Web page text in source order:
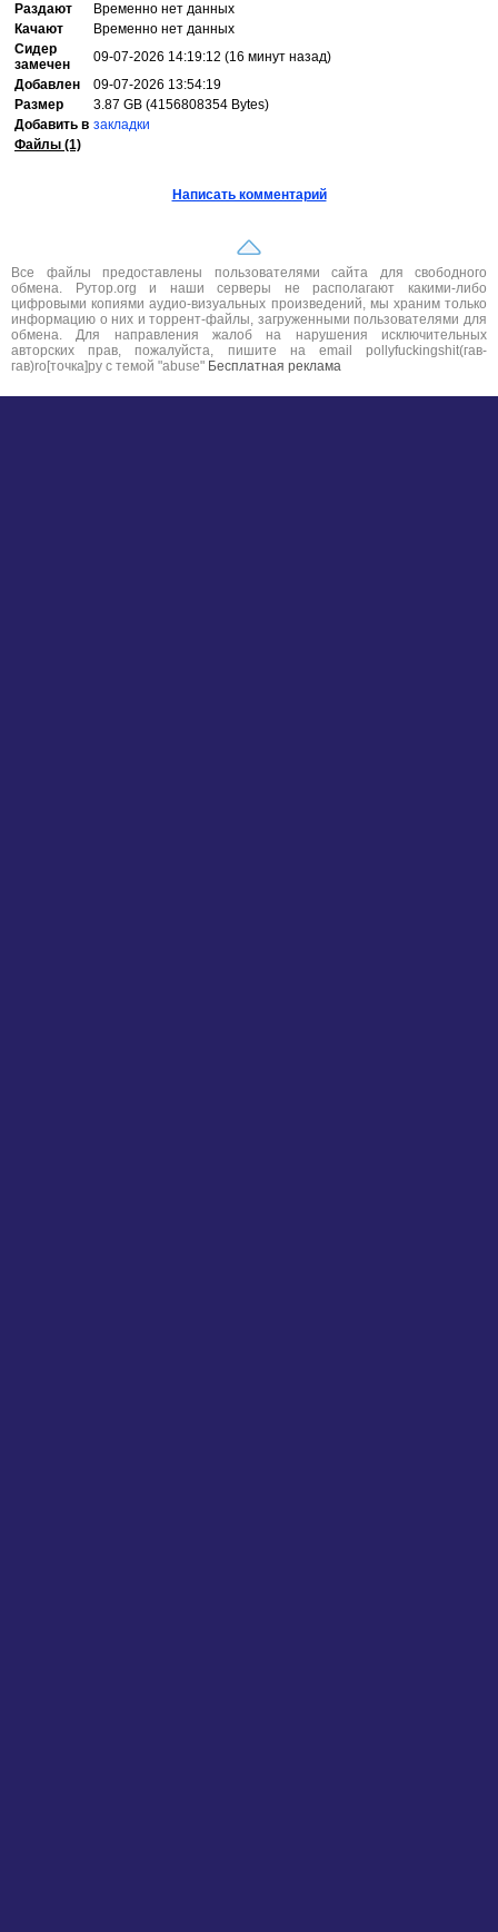
Раздают
Временно нет данных
Качают
Временно нет данных
Сидер
замечен
09-07-2026 14:19:12 (16 минут назад)
Добавлен
09-07-2026 13:54:19
Размер
3.87 GB (4156808354 Bytes)
Добавить в закладки
Файлы (1)
Написать комментарий
Все файлы предоставлены пользователями сайта для свободного
обмена. Рутор.org и наши серверы не располагают какими-либо
цифровыми копиями аудио-визуальных произведений, мы храним только
информацию о них и торрент-файлы, загруженными пользователями для
обмена. Для направления жалоб на нарушения исключительных
авторских прав, пожалуйста, пишите на email pollyfuckingshit(гав-
гав)ro[точка]ру с темой "abuse" Бесплатная реклама